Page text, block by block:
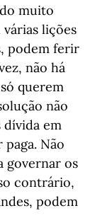
muito
lições
podem ferir
não há
querem
não
dívida em
Não
governar os
contrário,
podem